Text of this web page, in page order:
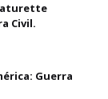
Civil.
Guerra